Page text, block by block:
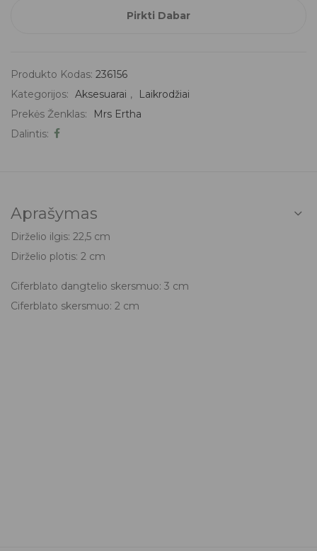
Pirkti Dabar
Produkto Kodas: 236156
Kategorijos: Aksesuarai ,
Laikrodžiai
Prekės Ženklas:
Mrs Ertha
Dalintis:
Aprašymas
Dirželio ilgis: 22,5 cm
Dirželio plotis: 2 cm
Ciferblato dangtelio skersmuo: 3 cm
Ciferblato skersmuo: 2 cm